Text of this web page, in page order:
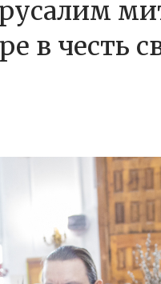
в честь